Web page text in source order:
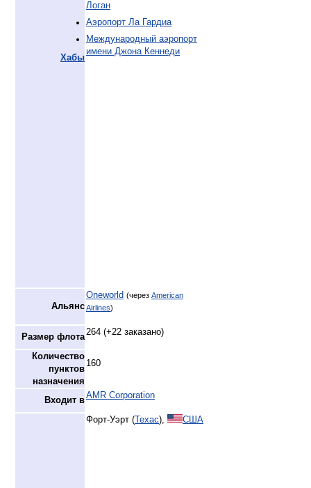
Хабы
Логан
Аэропорт Ла Гардиа
Международный аэропорт
имени Джона Кеннеди
Альянс
Oneworld (через American
Airlines)
Размер флота264 (+22 заказано)
Количество
пунктов
назначения
160
Входит вAMR Corporation
Форт-Уэрт ( Техас), США